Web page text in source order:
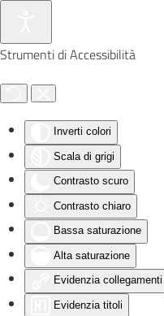
Strumenti di Accessibilità
Inverti colori
Scala di grigi
Contrasto scuro
Contrasto chiaro
Bassa saturazione
Alta saturazione
Evidenzia collegamenti
Evidenzia titoli
Skip to main content